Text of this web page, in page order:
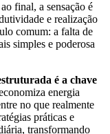
final, a sensação é
e realização
comum: a falta de
simples e poderosa
é a chave
energia
no que realmente
práticas e
transformando